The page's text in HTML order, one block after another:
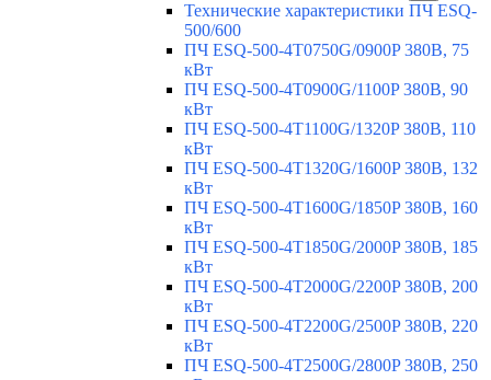
Технические характеристики ПЧ ESQ-
500/600
ПЧ ESQ-500-4T0750G/0900P 380В, 75
кВт
ПЧ ESQ-500-4T0900G/1100P 380В, 90
кВт
ПЧ ESQ-500-4T1100G/1320P 380В, 110
кВт
ПЧ ESQ-500-4T1320G/1600P 380В, 132
кВт
ПЧ ESQ-500-4T1600G/1850P 380В, 160
кВт
ПЧ ESQ-500-4T1850G/2000P 380В, 185
кВт
ПЧ ESQ-500-4T2000G/2200P 380В, 200
кВт
ПЧ ESQ-500-4T2200G/2500P 380В, 220
кВт
ПЧ ESQ-500-4T2500G/2800P 380В, 250